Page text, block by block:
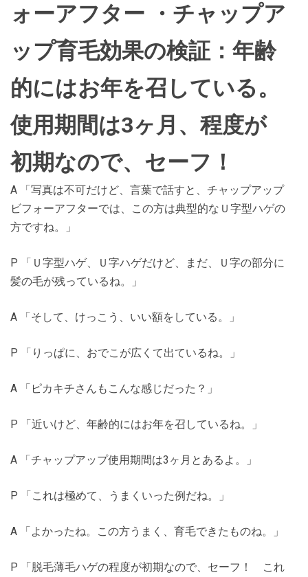
ォーアフター ・チャップア
ップ育毛効果の検証：年齢
的にはお年を召している。
使用期間は3ヶ月、程度が
初期なので、セーフ！
A 「写真は不可だけど、言葉で話すと、チャップアップ
ビフォーアフターでは、この方は典型的なＵ字型ハゲの
方ですね。」
P 「Ｕ字型ハゲ、Ｕ字ハゲだけど、まだ、Ｕ字の部分に
髪の毛が残っているね。」
A 「そして、けっこう、いい額をしている。」
P 「りっぱに、おでこが広くて出ているね。」
A 「ピカキチさんもこんな感じだった？」
P 「近いけど、年齢的にはお年を召しているね。」
A 「チャップアップ使用期間は3ヶ月とあるよ。」
P 「これは極めて、うまくいった例だね。」
A 「よかったね。この方うまく、育毛できたものね。」
P 「脱毛薄毛ハゲの程度が初期なので、セーフ！ これ